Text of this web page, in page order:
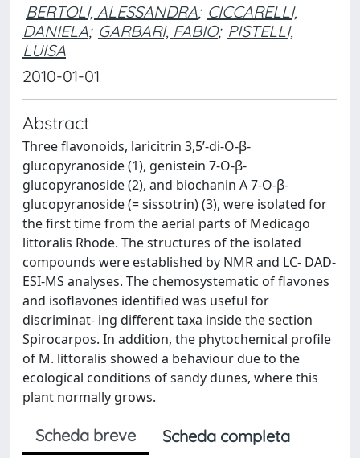
BERTOLI, ALESSANDRA; CICCARELLI,
DANIELA; GARBARI, FABIO; PISTELLI,
LUISA
2010-01-01
Abstract
Three flavonoids, laricitrin 3,5’-di-O-β-
glucopyranoside (1), genistein 7-O-β-
glucopyranoside (2), and biochanin A 7-O-β-
glucopyranoside (= sissotrin) (3), were isolated for
the first time from the aerial parts of Medicago
littoralis Rhode. The structures of the isolated
compounds were established by NMR and LC- DAD-
ESI-MS analyses. The chemosystematic of flavones
and isoflavones identified was useful for
discriminat- ing different taxa inside the section
Spirocarpos. In addition, the phytochemical profile
of M. littoralis showed a behaviour due to the
ecological conditions of sandy dunes, where this
plant normally grows.
Scheda breve
Scheda completa